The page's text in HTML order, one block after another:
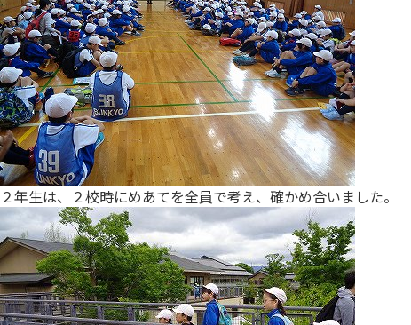
２年生は、２校時にめあてを全員で考え、確かめ合いました。